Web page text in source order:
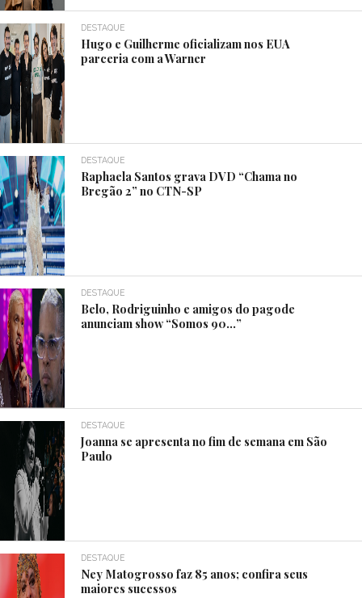
DESTAQUE
Hugo e Guilherme oficializam nos EUA
parceria com a Warner
DESTAQUE
Raphaela Santos grava DVD “Chama no
Bregão 2” no CTN-SP
DESTAQUE
Belo, Rodriguinho e amigos do pagode
anunciam show “Somos 90…”
DESTAQUE
Joanna se apresenta no fim de semana em São
Paulo
DESTAQUE
Ney Matogrosso faz 85 anos; confira seus
maiores sucessos